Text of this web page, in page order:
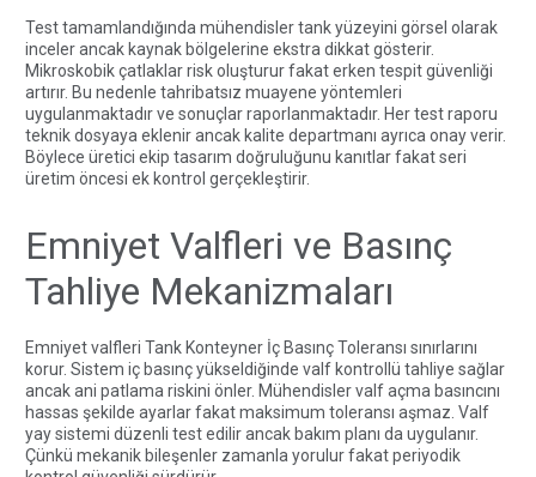
Test tamamlandığında mühendisler tank yüzeyini görsel olarak
inceler ancak kaynak bölgelerine ekstra dikkat gösterir.
Mikroskobik çatlaklar risk oluşturur fakat erken tespit güvenliği
artırır. Bu nedenle tahribatsız muayene yöntemleri
uygulanmaktadır ve sonuçlar raporlanmaktadır. Her test raporu
teknik dosyaya eklenir ancak kalite departmanı ayrıca onay verir.
Böylece üretici ekip tasarım doğruluğunu kanıtlar fakat seri
üretim öncesi ek kontrol gerçekleştirir.
Emniyet Valfleri ve Basınç
Tahliye Mekanizmaları
Emniyet valfleri Tank Konteyner İç Basınç Toleransı sınırlarını
korur. Sistem iç basınç yükseldiğinde valf kontrollü tahliye sağlar
ancak ani patlama riskini önler. Mühendisler valf açma basıncını
hassas şekilde ayarlar fakat maksimum toleransı aşmaz. Valf
yay sistemi düzenli test edilir ancak bakım planı da uygulanır.
Çünkü mekanik bileşenler zamanla yorulur fakat periyodik